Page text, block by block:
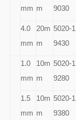
mm m
9030
4.0
mm
20m
m
5020-1
9430
1.0
mm
10m
m
5020-1
9280
1.5
mm
10m
m
5020-1
9380